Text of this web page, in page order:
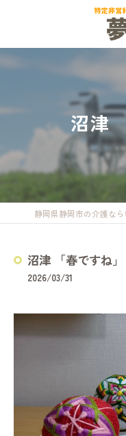
沼津
沼津 「春ですね」
2026/03/31